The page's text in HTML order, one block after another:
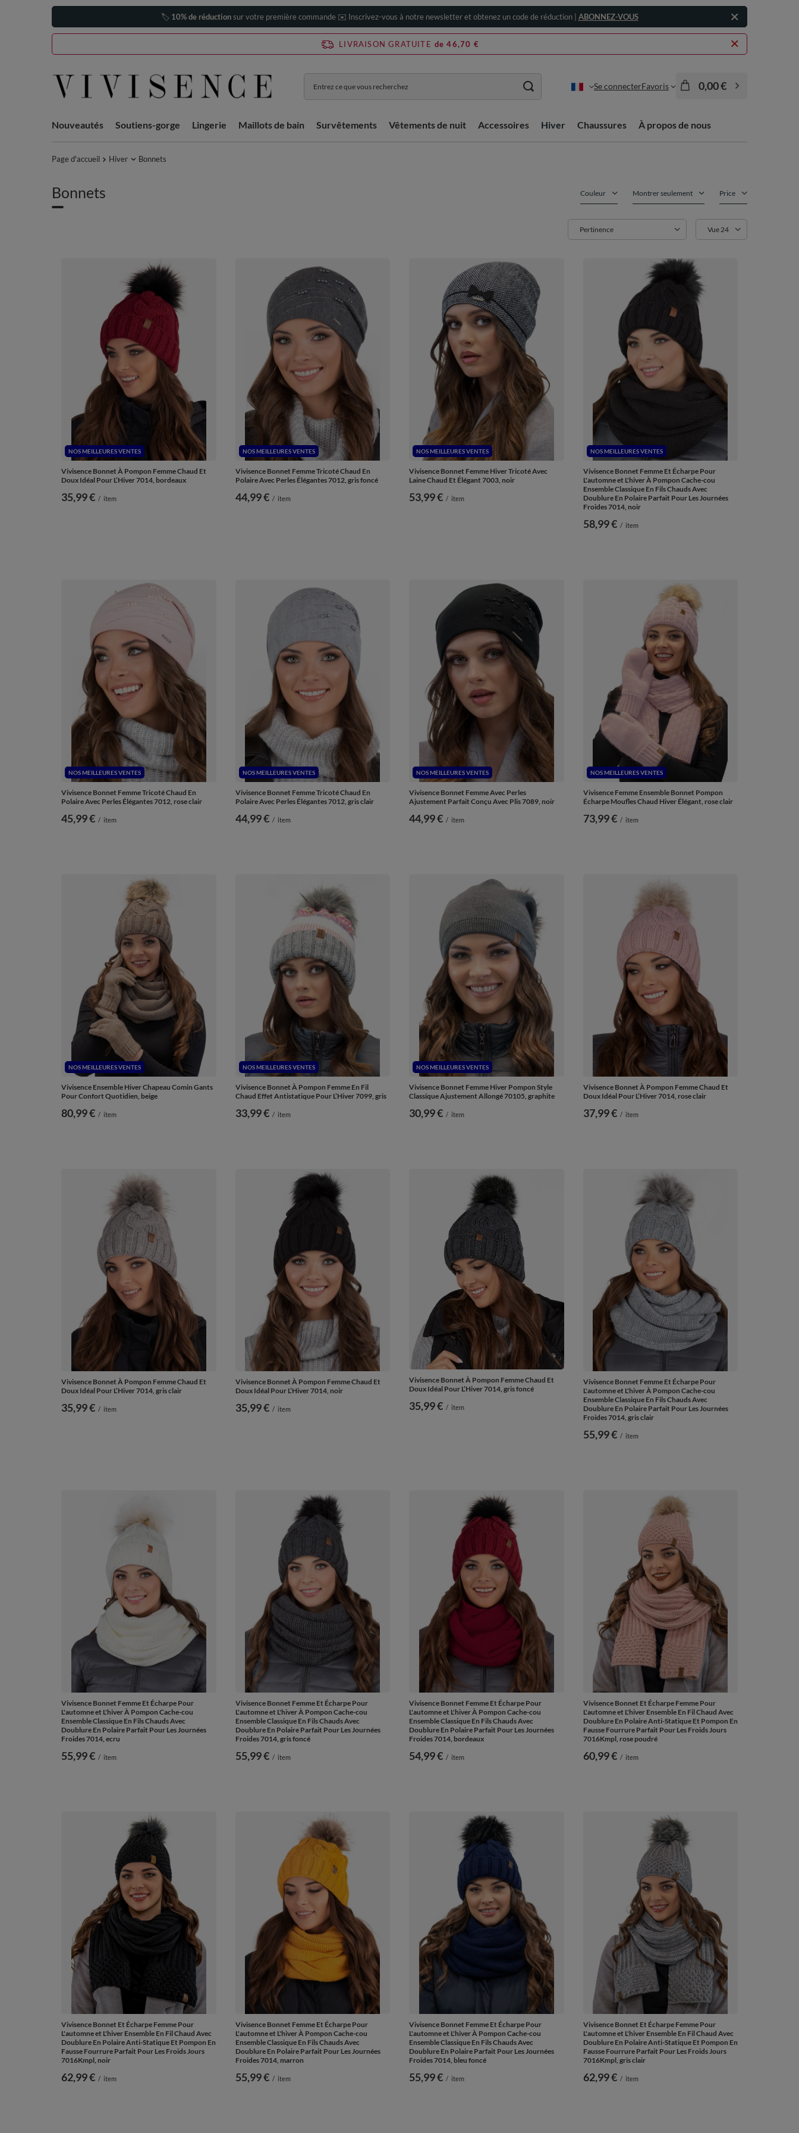
🏷️ 10% de réductionsur votre première commande ✉️ Inscrivez-vous à notre newsletter et obtenez un code de réduction | ABONNEZ-VOUS
LIVRAISON GRATUITE de 46,70 €
Se connecterFavoris 0,00 €
Nouveautés Soutiens-gorge Lingerie Maillots de bain Survêtements Vêtements de nuit Accessoires Hiver Chaussures À propos de nous
Page d'accueil Hiver Bonnets
Bonnets Couleur Montrer seulement Price
Zmień sortowanie
Pertinence Zmień ilość wyświetlanych
Vue 24
NOS MEILLEURES VENTES
Vivisence Bonnet À Pompon Femme Chaud Et
Doux Idéal Pour L’Hiver 7014, bordeaux
35,99 € / item
NOS MEILLEURES VENTES
Vivisence Bonnet Femme Tricoté Chaud En
Polaire Avec Perles Élégantes 7012, gris foncé
44,99 € / item
NOS MEILLEURES VENTES
Vivisence Bonnet Femme Hiver Tricoté Avec
Laine Chaud Et Élégant 7003, noir
53,99 € / item
NOS MEILLEURES VENTES
Vivisence Bonnet Femme Et Écharpe Pour
L'automne et L'hiver À Pompon Cache-cou
Ensemble Classique En Fils Chauds Avec
Doublure En Polaire Parfait Pour Les Journées
Froides 7014, noir
58,99 € / item
NOS MEILLEURES VENTES
Vivisence Bonnet Femme Tricoté Chaud En
Polaire Avec Perles Élégantes 7012, rose clair
45,99 € / item
NOS MEILLEURES VENTES
Vivisence Bonnet Femme Tricoté Chaud En
Polaire Avec Perles Élégantes 7012, gris clair
44,99 € / item
NOS MEILLEURES VENTES
Vivisence Bonnet Femme Avec Perles
Ajustement Parfait Conçu Avec Plis 7089, noir
44,99 € / item
NOS MEILLEURES VENTES
Vivisence Femme Ensemble Bonnet Pompon
Écharpe Moufles Chaud Hiver Élégant, rose clair
73,99 € / item
NOS MEILLEURES VENTES
Vivisence Ensemble Hiver Chapeau Comin Gants
Pour Confort Quotidien, beige
80,99 € / item
NOS MEILLEURES VENTES
Vivisence Bonnet À Pompon Femme En Fil
Chaud Effet Antistatique Pour L’Hiver 7099, gris
33,99 € / item
NOS MEILLEURES VENTES
Vivisence Bonnet Femme Hiver Pompon Style
Classique Ajustement Allongé 70105, graphite
30,99 € / item
Vivisence Bonnet À Pompon Femme Chaud Et
Doux Idéal Pour L’Hiver 7014, rose clair
37,99 € / item
Vivisence Bonnet À Pompon Femme Chaud Et
Doux Idéal Pour L’Hiver 7014, gris clair
35,99 € / item
Vivisence Bonnet À Pompon Femme Chaud Et
Doux Idéal Pour L’Hiver 7014, noir
35,99 € / item
Vivisence Bonnet À Pompon Femme Chaud Et
Doux Idéal Pour L’Hiver 7014, gris foncé
35,99 € / item
Vivisence Bonnet Femme Et Écharpe Pour
L'automne et L'hiver À Pompon Cache-cou
Ensemble Classique En Fils Chauds Avec
Doublure En Polaire Parfait Pour Les Journées
Froides 7014, gris clair
55,99 € / item
Vivisence Bonnet Femme Et Écharpe Pour
L'automne et L'hiver À Pompon Cache-cou
Ensemble Classique En Fils Chauds Avec
Doublure En Polaire Parfait Pour Les Journées
Froides 7014, ecru
55,99 € / item
Vivisence Bonnet Femme Et Écharpe Pour
L'automne et L'hiver À Pompon Cache-cou
Ensemble Classique En Fils Chauds Avec
Doublure En Polaire Parfait Pour Les Journées
Froides 7014, gris foncé
55,99 € / item
Vivisence Bonnet Femme Et Écharpe Pour
L'automne et L'hiver À Pompon Cache-cou
Ensemble Classique En Fils Chauds Avec
Doublure En Polaire Parfait Pour Les Journées
Froides 7014, bordeaux
54,99 € / item
Vivisence Bonnet Et Écharpe Femme Pour
L'automne et L'hiver Ensemble En Fil Chaud Avec
Doublure En Polaire Anti-Statique Et Pompon En
Fausse Fourrure Parfait Pour Les Froids Jours
7016Kmpl, rose poudré
60,99 € / item
Vivisence Bonnet Et Écharpe Femme Pour
L'automne et L'hiver Ensemble En Fil Chaud Avec
Doublure En Polaire Anti-Statique Et Pompon En
Fausse Fourrure Parfait Pour Les Froids Jours
7016Kmpl, noir
62,99 € / item
Vivisence Bonnet Femme Et Écharpe Pour
L'automne et L'hiver À Pompon Cache-cou
Ensemble Classique En Fils Chauds Avec
Doublure En Polaire Parfait Pour Les Journées
Froides 7014, marron
55,99 € / item
Vivisence Bonnet Femme Et Écharpe Pour
L'automne et L'hiver À Pompon Cache-cou
Ensemble Classique En Fils Chauds Avec
Doublure En Polaire Parfait Pour Les Journées
Froides 7014, bleu foncé
55,99 € / item
Vivisence Bonnet Et Écharpe Femme Pour
L'automne et L'hiver Ensemble En Fil Chaud Avec
Doublure En Polaire Anti-Statique Et Pompon En
Fausse Fourrure Parfait Pour Les Froids Jours
7016Kmpl, gris clair
62,99 € / item